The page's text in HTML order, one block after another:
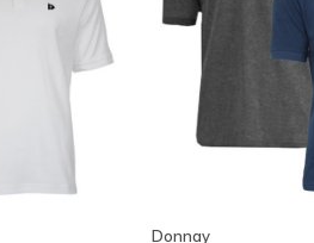
Donnay